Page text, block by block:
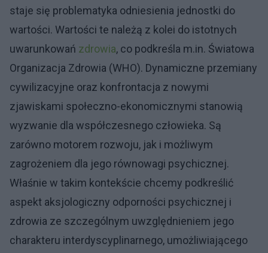
staje się problematyka odniesienia jednostki do
wartości. Wartości te należą z kolei do istotnych
uwarunkowań zdrowia, co podkreśla m.in. Światowa
Organizacja Zdrowia (WHO). Dynamiczne przemiany
cywilizacyjne oraz konfrontacja z nowymi
zjawiskami społeczno-ekonomicznymi stanowią
wyzwanie dla współczesnego człowieka. Są
zarówno motorem rozwoju, jak i możliwym
zagrożeniem dla jego równowagi psychicznej.
Właśnie w takim kontekście chcemy podkreślić
aspekt aksjologiczny odporności psychicznej i
zdrowia ze szczególnym uwzględnieniem jego
charakteru interdyscyplinarnego, umożliwiającego